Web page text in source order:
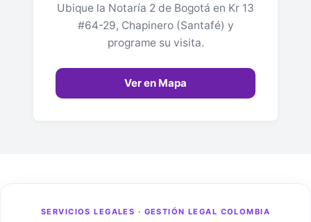
Ubique la Notaría 2 de Bogotá en Kr 13
#64-29, Chapinero (Santafé) y
programe su visita.
Ver en Mapa
SERVICIOS LEGALES · GESTIÓN LEGAL COLOMBIA